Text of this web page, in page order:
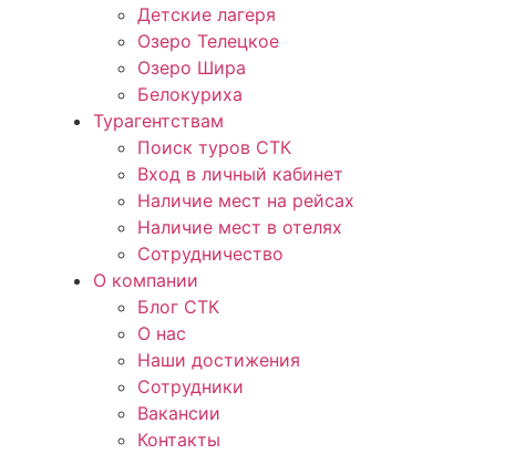
Детские лагеря
Озеро Телецкое
Озеро Шира
Белокуриха
Турагентствам
Поиск туров СТК
Вход в личный кабинет
Наличие мест на рейсах
Наличие мест в отелях
Сотрудничество
О компании
Блог СТК
О нас
Наши достижения
Сотрудники
Вакансии
Контакты